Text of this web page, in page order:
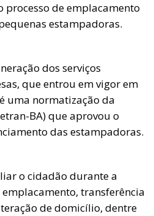
de emplacamento
estampadoras.
dos serviços
que entrou em vigor em
uma normatização da
BA) que aprovou o
das estampadoras.
o cidadão durante a
transferência
de domicílio, dentre